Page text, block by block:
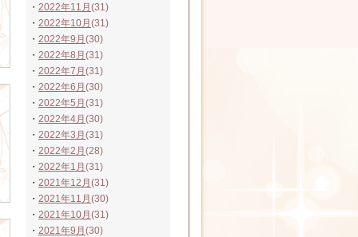
・ 2022年11月(31)
・ 2022年10月(31)
・ 2022年9月(30)
・ 2022年8月(31)
・ 2022年7月(31)
・ 2022年6月(30)
・ 2022年5月(31)
・ 2022年4月(30)
・ 2022年3月(31)
・ 2022年2月(28)
・ 2022年1月(31)
・ 2021年12月(31)
・ 2021年11月(30)
・ 2021年10月(31)
・ 2021年9月(30)